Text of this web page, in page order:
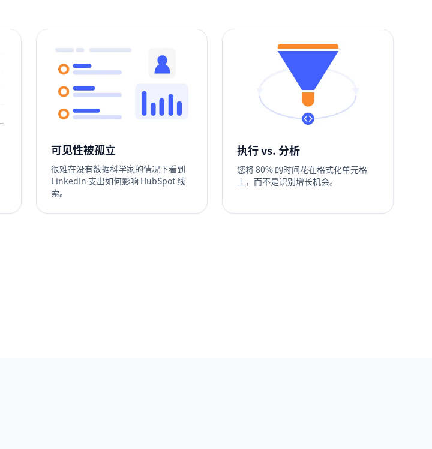
可见性被孤立
很难在没有数据科学家的情况下看到
LinkedIn 支出如何影响 HubSpot 线
索。
执行 vs. 分析
您将 80% 的时间花在格式化单元格
上，而不是识别增长机会。